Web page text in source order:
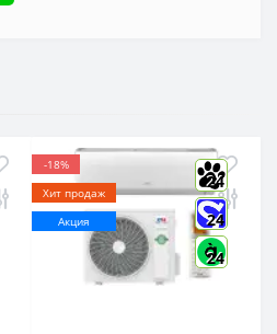
-18%
Хит продаж
Акция
24
24
24